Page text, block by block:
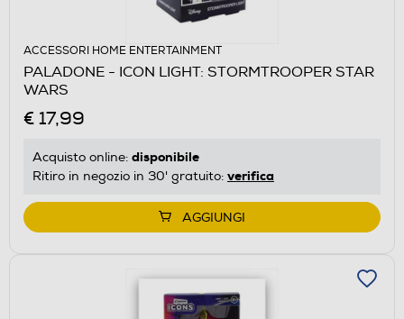
ACCESSORI HOME ENTERTAINMENT
PALADONE - ICON LIGHT: STORMTROOPER STAR
WARS
€ 17,99
Acquisto online: disponibile
Ritiro in negozio in 30' gratuito: verifica
AGGIUNGI